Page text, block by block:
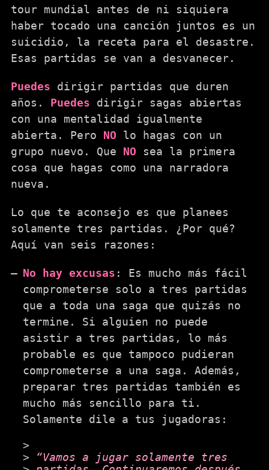
tour mundial antes de ni siquiera
haber tocado una canción juntos es un
suicidio, la receta para el desastre.
Esas partidas se van a desvanecer.
Puedes dirigir partidas que duren
años. Puedes dirigir sagas abiertas
con una mentalidad igualmente
abierta. Pero NO lo hagas con un
grupo nuevo. Que NO sea la primera
cosa que hagas como una narradora
nueva.
Lo que te aconsejo es que planees
solamente tres partidas. ¿Por qué?
Aquí van seis razones:
No hay excusas : Es mucho más fácil
comprometerse solo a tres partidas
que a toda una saga que quizás no
termine. Si alguien no puede
asistir a tres partidas, lo más
probable es que tampoco pudieran
comprometerse a una saga. Además,
preparar tres partidas también es
mucho más sencillo para ti.
Solamente dile a tus jugadoras:
“Vamos a jugar solamente tres